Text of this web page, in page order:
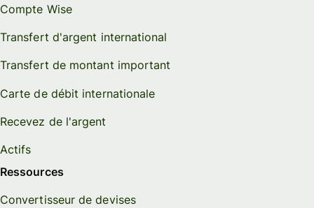
Compte Wise
Transfert d'argent international
Transfert de montant important
Carte de débit internationale
Recevez de l'argent
Actifs
Ressources
Convertisseur de devises